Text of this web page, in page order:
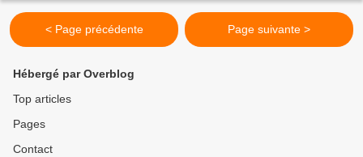
< Page précédente Page suivante >
Hébergé par Overblog
Top articles
Pages
Contact